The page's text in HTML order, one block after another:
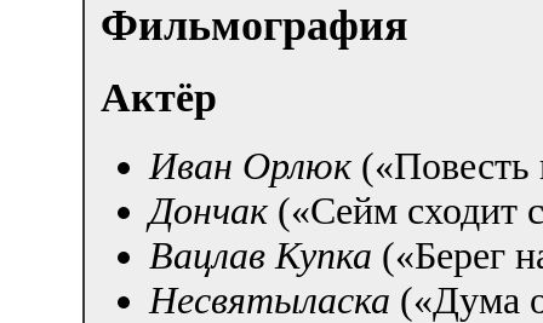
Фильмография
Актёр
Иван Орлюк
Дончак («Сейм сходит
Вацлав Купка («Берег
Несвятыласка («Дума